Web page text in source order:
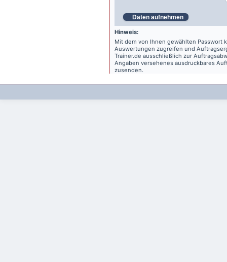
Daten aufnehmen
Hinweis:
Mit dem von Ihnen gewählten Passwort
Auswertungen zugreifen und
Trainer.de ausschließlich zur
Angaben versehenes ausdruckbares
zusenden.